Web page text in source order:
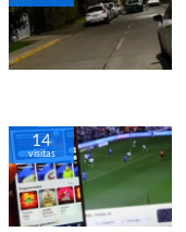
14
visitas